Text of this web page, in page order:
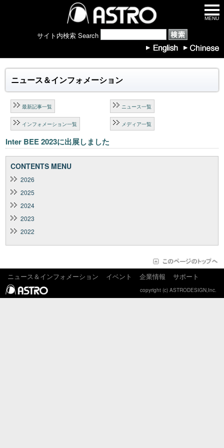
サイト内検索 Search
MENU
ニュース＆インフォメーション
最新記事一覧 ニュース一覧
インフォメーション一覧 メディア一覧
Inter BEE 2023に出展しました
CONTENTS MENU
2026
2025
2024
2023
2022
ニュース＆インフォメーション イベント 企業情報 サポート
copyright (c) ASTRODESIGN,Inc.